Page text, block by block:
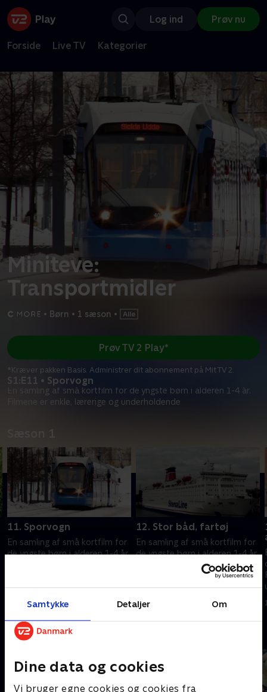
Samtykke Detaljer Om
Dine data og cookies
Vi bruger egne cookies og cookies fra
Log ind Prøv nu
Forside Live TV Kategorier
Miniteve:
Transportmidler
• Børn • 1 sæson •
S1:E11 • Sporvogn
En samling af små kortfilm for de yngste børn i alderen 1-4 år.
Filmene er enkle, lærerige og underholdende
Prøv TV 2 Play*
*Kræver pakken Basis. Administrer dit abonnement på Mit TV 2.
Sæson 1
11. Sporvogn
En samling af små kortfilm for
de yngste børn i alderen 1-4 år.
12. Stor båd, fartøj
En samling af små kortfilm for
de yngste børn i alderen 1-4 år.
Filmene er enkle, lærerige og
Andre så også